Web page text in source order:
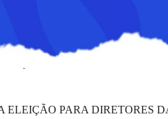
ELEIÇÃO PARA DIRETORES